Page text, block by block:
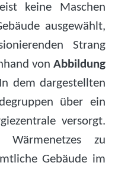
keine Maschen
ausgewählt,
Strang
von Abbildung
dem dargestellten
über ein
versorgt.
zu
Gebäude im